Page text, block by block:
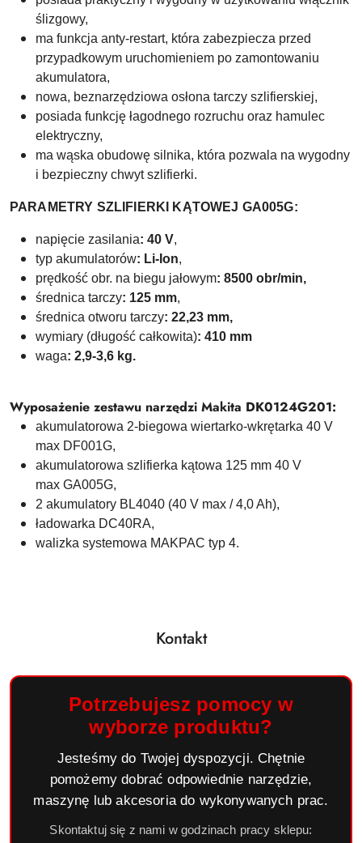
ślizgowy,
ma funkcja anty-restart, która zabezpiecza przed
przypadkowym uruchomieniem po zamontowaniu
akumulatora,
nowa, beznarzędziowa osłona tarczy szlifierskiej,
posiada funkcję łagodnego rozruchu oraz hamulec
elektryczny,
ma wąska obudowę silnika, która pozwala na wygodny
i bezpieczny chwyt szlifierki.
PARAMETRY SZLIFIERKI KĄTOWEJ GA005G:
napięcie zasilania: 40 V,
typ akumulatorów: Li-Ion,
prędkość obr. na biegu jałowym: 8500 obr/min,
średnica tarczy: 125 mm,
średnica otworu tarczy: 22,23 mm,
wymiary (długość całkowita): 410 mm
waga: 2,9-3,6 kg.
Wyposażenie zestawu narzędzi Makita DK0124G201:
akumulatorowa 2-biegowa wiertarko-wkrętarka 40 V
max DF001G,
akumulatorowa szlifierka kątowa 125 mm 40 V
max GA005G,
2 akumulatory BL4040 (40 V max / 4,0 Ah),
ładowarka DC40RA,
walizka systemowa MAKPAC typ 4.
Kontakt
Potrzebujesz pomocy w
wyborze produktu?
Jesteśmy do Twojej dyspozycji. Chętnie
pomożemy dobrać odpowiednie narzędzie,
maszynę lub akcesoria do wykonywanych prac.
Skontaktuj się z nami w godzinach pracy sklepu: